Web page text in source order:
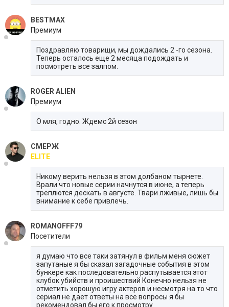
BESTMAX
Премиум
Поздравляю товарищи, мы дождались 2 -го сезона.
Теперь осталось еще 2 месяца подождать и
посмотреть все залпом.
ROGER ALIEN
Премиум
О мля, годно. Ждемс 2й сезон
СМЕРЖ
ELITE
Никому верить нельзя в этом долбаном тырнете.
Врали что новые серии начнутся в июне, а теперь
треплются дескать в августе. Твари лживые, лишь бы
внимание к себе привлечь.
ROMANOFFF79
Посетители
я думаю что все таки затянул в фильм меня сюжет
запутаные я бы сказал загадочные события в этом
бункере как последовательно распутывается этот
клубок убийств и проишествий Конечно нельзя не
отметить хорошую игру актеров и несмотря на то что
сериал не дает ответы на все вопросы я бы
рекомендовал бы его к просмотру